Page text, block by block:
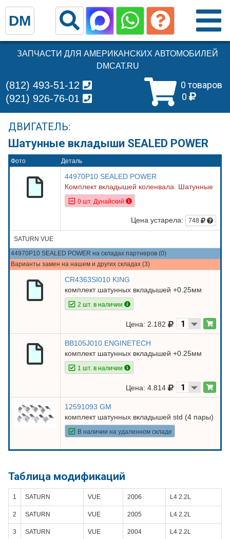
ЗАПЧАСТИ ДЛЯ АМЕРИКАНСКИХ АВТОМОБИЛЕЙ
DMCAT.RU
0 товаров
0
(812) 493-51-12
(921) 926-76-01
ДВИГАТЕЛЬ:
Шатунные вкладыши SEALED POWER
Фото Деталь
44970P10 SEALED POWER
Комплект вкладышей коленвала. Шатунные
0 шт. Дунайский
Цена устарела: 748
SATURN VUE
44970P10 SEALED POWER на складах партнеров (0)
Варианты замен на нашем и других складах (3)
CR4363SI010 KING
комплект шатунных вкладышей +0.25мм
2 шт. в наличии
Цена: 2.182
BB105J010 ENGINETECH
комплект шатунных вкладышей +0.25мм
1 шт. в наличии
Цена: 4.814
12591093 GM
комплект шатунных вкладышей std (4 пары)
В наличии на удаленном складе
Таблица модификаций
1 SATURN VUE 2006 L4 2.2L
2 SATURN VUE 2005 L4 2.2L
3 SATURN VUE 2004 L4 2.2L
DM